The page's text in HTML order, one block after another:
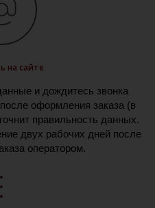
на сайте
и дождитесь звонка
оформления заказа (в
правильность данных.
двух рабочих дней после
оператором.